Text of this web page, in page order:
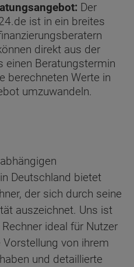
Der
ist in ein breites
direkt aus der
einen Beratungstermin
berechneten Werte in
umzuwandeln.
Deutschland bietet
der sich durch seine
auszeichnet. Uns ist
ideal für Nutzer
von ihrem
und detaillierte